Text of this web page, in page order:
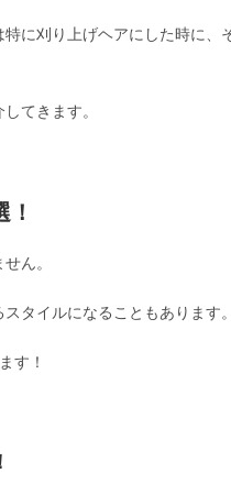
に刈り上げヘアにした時に、
てきます。
ん。
タイルになることもあります。
す！